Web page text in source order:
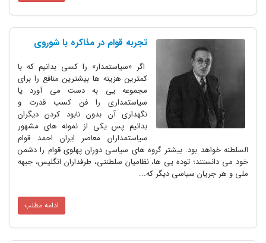
تجربه قوام در مذاکره با شوروی
اگر «سیاستمدار» را کسی بدانیم که با
کمترین هزینه ها بیشترین منافع را برای
مجموعه یی به دست می آورد یا
سیاستمداری را فن کسب قدرت و
نگهداری آن بدون نابود کردن دیگران
بدانیم پس یکی از نمونه های مشهور
سیاستمداران معاصر ایران احمد قوام
السلطنه خواهد بود. بیشتر گروه های سیاسی دوران پهلوی قوام را دشمن
خود می دانستند؛ توده یی ها، نظامیان سلطنتی، طرفداران انگلیس، جبهه
ملی و هر جریان سیاسی دیگر که...
ادامه مطلب